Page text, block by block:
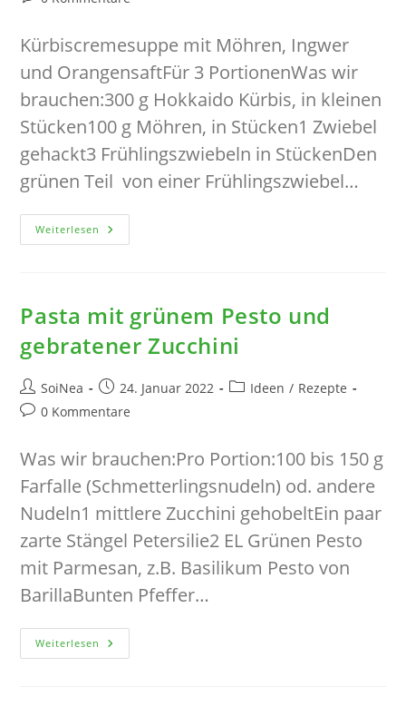
Kürbiscremesuppe mit Möhren, Ingwer
und OrangensaftFür 3 PortionenWas wir
brauchen:300 g Hokkaido Kürbis, in kleinen
Stücken100 g Möhren, in Stücken1 Zwiebel
gehackt3 Frühlingszwiebeln in StückenDen
grünen Teil von einer Frühlingszwiebel…
Weiterlesen Kürbiscremesuppe
Mit
Pasta mit grünem Pesto und
gebratener Zucchini
Beitrags-
Autor:
SoiNea
Beitrag
veröffentlicht:
24. Januar 2022
Beitrags-
Ideen / Rezepte
Beitrags-
0 Kommentare
Was wir brauchen:Pro Portion:100 bis 150 g
Farfalle (Schmetterlingsnudeln) od. andere
Nudeln1 mittlere Zucchini gehobeltEin paar
zarte Stängel Petersilie2 EL Grünen Pesto
mit Parmesan, z.B. Basilikum Pesto von
BarillaBunten Pfeffer…
Weiterlesen Pasta
Mit